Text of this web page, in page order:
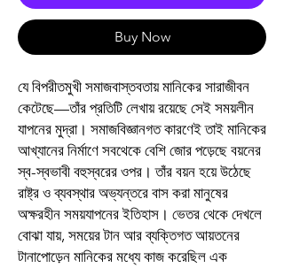
Buy Now
যে বিপরীতমুখী সমাজবাস্তবতায় মানিকের সারাজীবন
কেটেছে—তাঁর প্রতিটি লেখায় রয়েছে সেই সময়লীন
যাপনের মুদ্রা। সমাজবিজ্ঞানগত কারণেই তাই মানিকের
আখ্যানের নির্মাণে সবথেকে বেশি জোর পড়েছে বয়নের
স্ব-স্বভাবী বহুস্বরের ওপর। তাঁর বয়ন হয়ে উঠেছে
রাষ্ট্র ও ব্যবস্থার অভ্যন্তরে বাস করা মানুষের
অক্ষরহীন সময়যাপনের ইতিহাস। ভেতর থেকে দেখলে
বোঝা যায়, সময়ের টান আর ব্যক্তিগত আয়তনের
টানাপোড়েন মানিকের মধ্যে কাজ করেছিল এক